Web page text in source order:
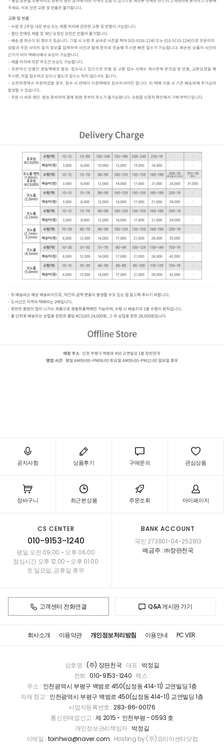
공지사항 상품후기 구매문의 관심상품
장바구니 최근본상품 주문조회 마이페이지
CS CENTER
010-9153-1240
평일 오전 09:00 ~ 오후 06:00
점심시간 오후 12:00 ~ 오후 01:00
토·일요일, 공휴일 휴무
BANK ACCOUNT
국민 273801-04-252813
예금주 : ㈜장판천국
고객센터 전화연결 Q&A 게시판 가기
회사소개 이용약관 개인정보처리방침 이용안내 PC VER.
상호명 :(주) 장판천국 대표 : 박정길
전화 :010-9153-1240 팩스 :
주소 : 인천광역시 부평구 백범로 450(십정동 414-11) 교연빌딩 1층
자재 창고 : 인천광역시 부평구 백범로 450(십정동 414-11) 교연빌딩 1층
사업자등록번호 :283-86-00176
통신판매업신고 :제 2015 - 인천부평 - 0593 호
개인정보관리책임자 : 박정길
이메일 : toinhwa@naver.com Hosting by (주)코리아센터닷컴